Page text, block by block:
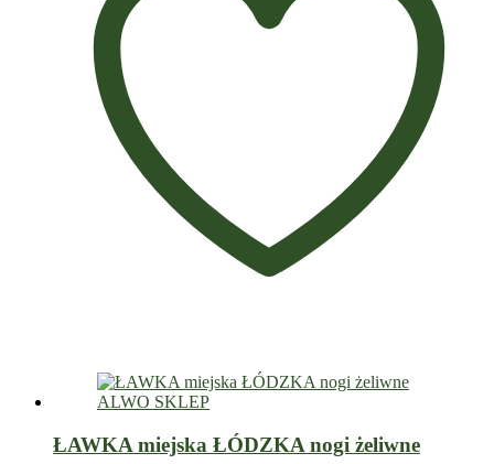
ŁAWKA miejska ŁÓDZKA nogi żeliwne